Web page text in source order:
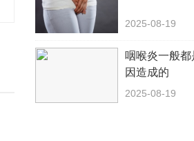
2025-08-19
咽喉炎一般
因造成的
2025-08-19